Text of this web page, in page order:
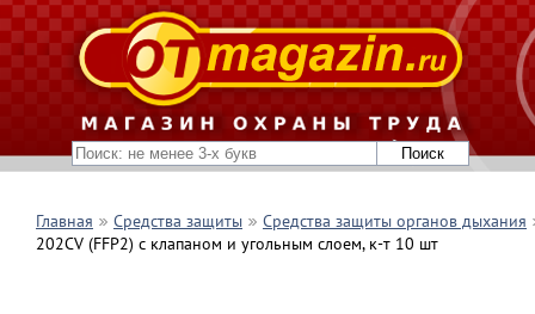
Главная Средства защиты
Средства защиты органов дыхания
202СV (FFP2) с клапаном и угольным слоем, к-т 10 шт